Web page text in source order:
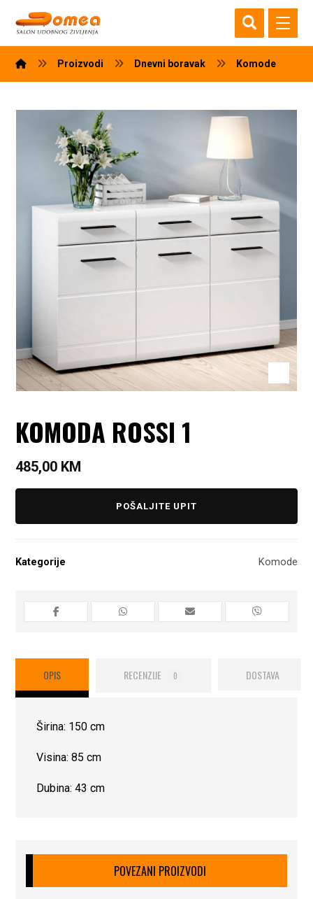
Proizvodi Dnevni boravak Komode
KOMODA ROSSI 1
485,00 KM
POŠALJITE UPIT
Kategorije Komode
OPIS RECENZIJE 0 DOSTAVA
Širina: 150 cm
Visina: 85 cm
Dubina: 43 cm
POVEZANI PROIZVODI